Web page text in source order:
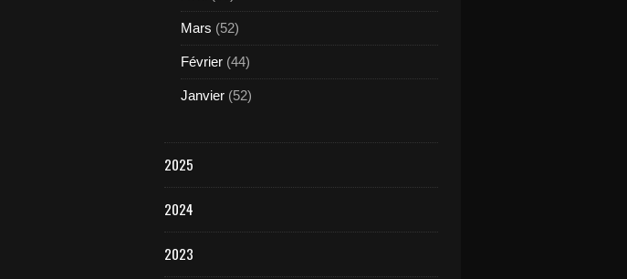
Mars (52)
Février (44)
Janvier (52)
2025
2024
2023